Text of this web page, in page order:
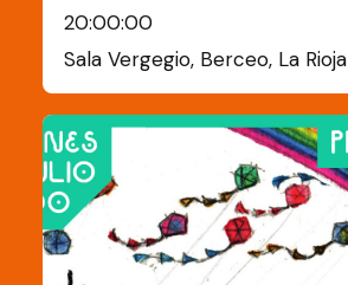
20:00:00
Sala Vergegio, Berceo, La Rioja